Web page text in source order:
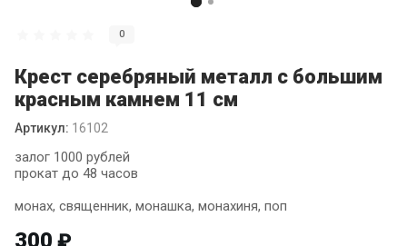
0
Крест серебряный металл с большим
красным камнем 11 см
Артикул: 16102
залог 1000 рублей
прокат до 48 часов
монах, священник, монашка, монахиня, поп
300 ₽